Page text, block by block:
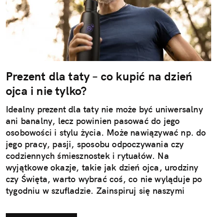
Prezent dla taty – co kupić na dzień
ojca i nie tylko?
Idealny prezent dla taty nie może być uniwersalny
ani banalny, lecz powinien pasować do jego
osobowości i stylu życia. Może nawiązywać np. do
jego pracy, pasji, sposobu odpoczywania czy
codziennych śmiesznostek i rytuałów. Na
wyjątkowe okazje, takie jak dzień ojca, urodziny
czy Święta, warto wybrać coś, co nie wyląduje po
tygodniu w szufladzie. Zainspiruj się naszymi
taty.